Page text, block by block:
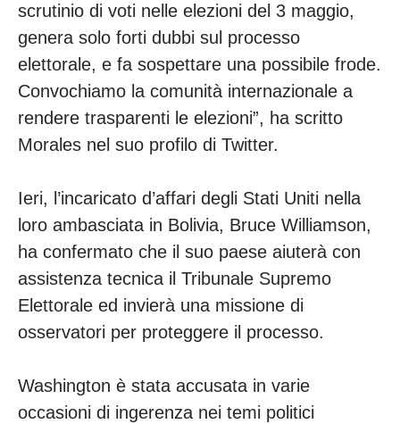
scrutinio di voti nelle elezioni del 3 maggio,
genera solo forti dubbi sul processo
elettorale, e fa sospettare una possibile frode.
Convochiamo la comunità internazionale a
rendere trasparenti le elezioni”, ha scritto
Morales nel suo profilo di Twitter.
Ieri, l’incaricato d’affari degli Stati Uniti nella
loro ambasciata in Bolivia, Bruce Williamson,
ha confermato che il suo paese aiuterà con
assistenza tecnica il Tribunale Supremo
Elettorale ed invierà una missione di
osservatori per proteggere il processo.
Washington è stata accusata in varie
occasioni di ingerenza nei temi politici